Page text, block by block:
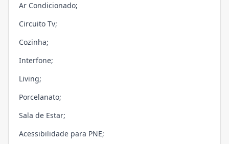
Ar Condicionado;
Circuito Tv;
Cozinha;
Interfone;
Living;
Porcelanato;
Sala de Estar;
Acessibilidade para PNE;